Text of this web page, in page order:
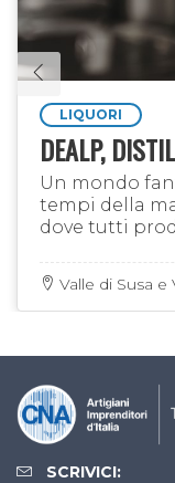
LIQUORI
DEALP,
Un mondo
tempi della
dove tutti
Valle di Susa e Val
SCRIVICI: